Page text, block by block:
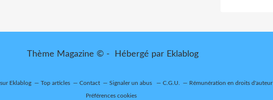
Thème Magazine © - Hébergé par Eklablog
Eklablog Top articles Contact Signaler un abus C.G.U. Rémunération en droits d'auteur
Préférences cookies